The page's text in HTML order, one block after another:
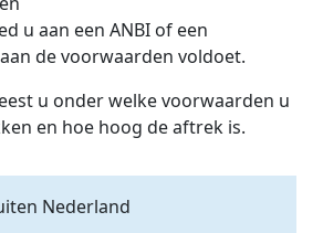
u aan een ANBI of een
de voorwaarden voldoet.
u onder welke voorwaarden u
en hoe hoog de aftrek is.
Nederland